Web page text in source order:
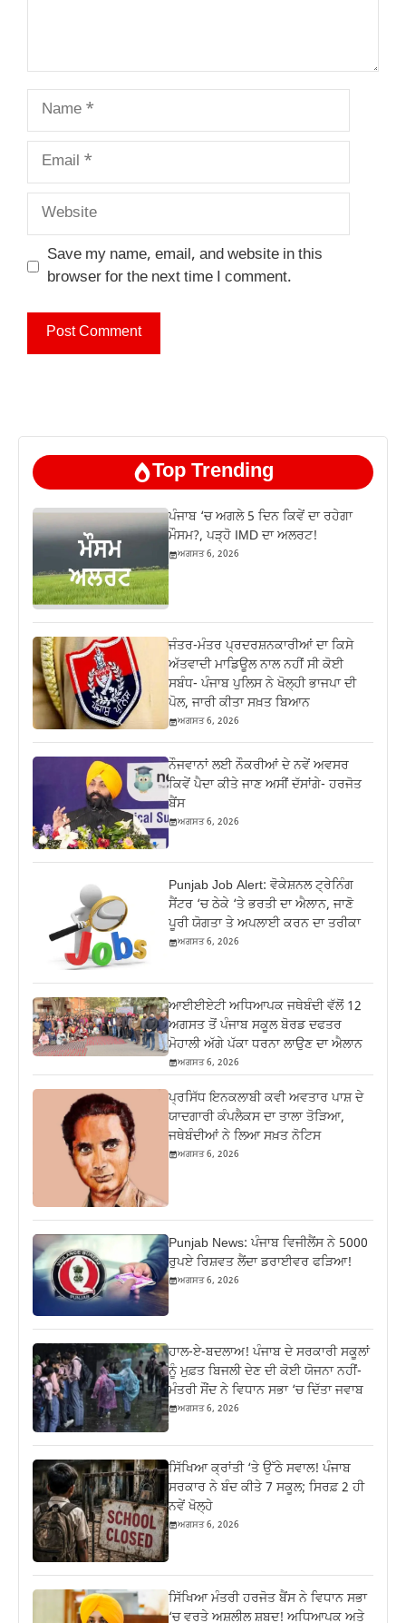
Name
Email
Website
Save my name, email, and website in this
browser for the next time I comment.
Top Trending
ਪੰਜਾਬ ‘ਚ ਅਗਲੇ 5 ਦਿਨ ਕਿਵੇਂ ਦਾ ਰਹੇਗਾ
ਮੌਸਮ?, ਪੜ੍ਹੋ IMD ਦਾ ਅਲਰਟ!
ਅਗਸਤ 6, 2026
ਜੰਤਰ-ਮੰਤਰ ਪ੍ਰਦਰਸ਼ਨਕਾਰੀਆਂ ਦਾ ਕਿਸੇ
ਅੱਤਵਾਦੀ ਮਾਡਿਊਲ ਨਾਲ ਨਹੀਂ ਸੀ ਕੋਈ
ਸਬੰਧ- ਪੰਜਾਬ ਪੁਲਿਸ ਨੇ ਖੋਲ੍ਹੀ ਭਾਜਪਾ ਦੀ
ਪੋਲ, ਜਾਰੀ ਕੀਤਾ ਸਖ਼ਤ ਬਿਆਨ
ਅਗਸਤ 6, 2026
ਨੌਜਵਾਨਾਂ ਲਈ ਨੌਕਰੀਆਂ ਦੇ ਨਵੇਂ ਅਵਸਰ
ਕਿਵੇਂ ਪੈਦਾ ਕੀਤੇ ਜਾਣ ਅਸੀਂ ਦੱਸਾਂਗੇ- ਹਰਜੋਤ
ਬੈਂਸ
ਅਗਸਤ 6, 2026
Punjab Job Alert: ਵੋਕੇਸ਼ਨਲ ਟ੍ਰੇਨਿੰਗ
ਸੈਂਟਰ ‘ਚ ਠੇਕੇ ‘ਤੇ ਭਰਤੀ ਦਾ ਐਲਾਨ, ਜਾਣੋ
ਪੂਰੀ ਯੋਗਤਾ ਤੇ ਅਪਲਾਈ ਕਰਨ ਦਾ ਤਰੀਕਾ
ਅਗਸਤ 6, 2026
ਆਈਈਏਟੀ ਅਧਿਆਪਕ ਜਥੇਬੰਦੀ ਵੱਲੋਂ 12
ਅਗਸਤ ਤੋਂ ਪੰਜਾਬ ਸਕੂਲ ਬੋਰਡ ਦਫਤਰ
ਮੋਹਾਲੀ ਅੱਗੇ ਪੱਕਾ ਧਰਨਾ ਲਾਉਣ ਦਾ ਐਲਾਨ
ਅਗਸਤ 6, 2026
ਪ੍ਰਸਿੱਧ ਇਨਕਲਾਬੀ ਕਵੀ ਅਵਤਾਰ ਪਾਸ਼ ਦੇ
ਯਾਦਗਾਰੀ ਕੰਪਲੈਕਸ ਦਾ ਤਾਲਾ ਤੋੜਿਆ,
ਜਥੇਬੰਦੀਆਂ ਨੇ ਲਿਆ ਸਖ਼ਤ ਨੋਟਿਸ
ਅਗਸਤ 6, 2026
Punjab News: ਪੰਜਾਬ ਵਿਜੀਲੈਂਸ ਨੇ 5000
ਰੁਪਏ ਰਿਸ਼ਵਤ ਲੈਂਦਾ ਡਰਾਈਵਰ ਫੜਿਆ!
ਅਗਸਤ 6, 2026
ਹਾਲ-ਏ-ਬਦਲਾਅ! ਪੰਜਾਬ ਦੇ ਸਰਕਾਰੀ ਸਕੂਲਾਂ
ਨੂੰ ਮੁਫ਼ਤ ਬਿਜਲੀ ਦੇਣ ਦੀ ਕੋਈ ਯੋਜਨਾ ਨਹੀਂ-
ਮੰਤਰੀ ਸੌਂਦ ਨੇ ਵਿਧਾਨ ਸਭਾ ‘ਚ ਦਿੱਤਾ ਜਵਾਬ
ਅਗਸਤ 6, 2026
ਸਿੱਖਿਆ ਕ੍ਰਾਂਤੀ ‘ਤੇ ਉੱਠੇ ਸਵਾਲ! ਪੰਜਾਬ
ਸਰਕਾਰ ਨੇ ਬੰਦ ਕੀਤੇ 7 ਸਕੂਲ; ਸਿਰਫ਼ 2 ਹੀ
ਨਵੇਂ ਖੋਲ੍ਹੇ
ਅਗਸਤ 6, 2026
ਸਿੱਖਿਆ ਮੰਤਰੀ ਹਰਜੋਤ ਬੈਂਸ ਨੇ ਵਿਧਾਨ ਸਭਾ
‘ਚ ਵਰਤੇ ਅਸ਼ਲੀਲ ਸ਼ਬਦ! ਅਧਿਆਪਕ ਅਤੇ